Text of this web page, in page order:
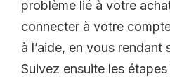
problème lié à votre
connecter à votre
à l’aide, en vous rendant
Suivez ensuite les